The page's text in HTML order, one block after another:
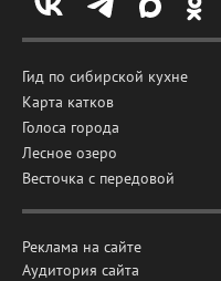
Гид по сибирской кухне
Карта катков
Голоса города
Лесное озеро
Весточка с передовой
Реклама на сайте
Аудитория сайта